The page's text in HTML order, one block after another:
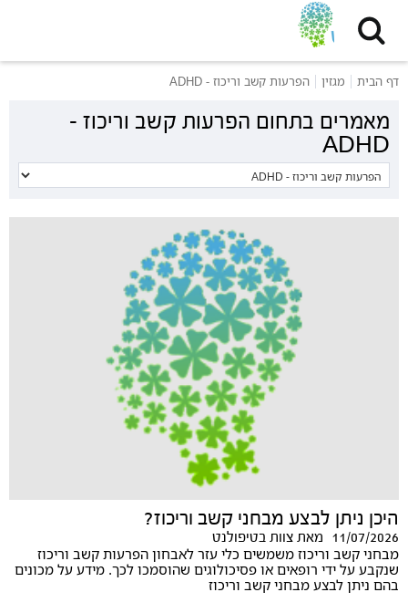
דף הבית מגזין הפרעות קשב וריכוז - ADHD
מאמרים בתחום הפרעות קשב וריכוז -
ADHD
היכן ניתן לבצע מבחני קשב וריכוז?
11/07/2026 מאת צוות בטיפולנט
מבחני קשב וריכוז משמשים כלי עזר לאבחון הפרעות קשב וריכוז
שנקבע על ידי רופאים או פסיכולוגים שהוסמכו לכך. מידע על מכונים
בהם ניתן לבצע מבחני קשב וריכוז